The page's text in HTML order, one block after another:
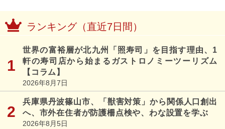
ランキング（直近7日間）
世界の富裕層が北九州「照寿司」を目指す理由、1
軒の寿司店から始まるガストロノミーツーリズム
【コラム】
2026年8月7日
兵庫県丹波篠山市、「獣害対策」から関係人口創出
へ、市外在住者が防護柵点検や、わな設置を学ぶ
2026年8月5日